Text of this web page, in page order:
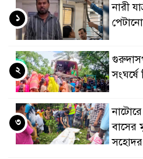
নারী
১
২
বাসের
৩